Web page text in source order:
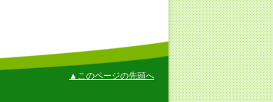
▲このページの先頭へ